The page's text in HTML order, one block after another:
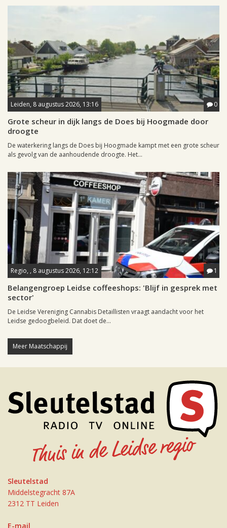
Leiden, 8 augustus 2026, 13:16 0
Grote scheur in dijk langs de Does bij Hoogmade door
droogte
De waterkering langs de Does bij Hoogmade kampt met een grote scheur
als gevolg van de aanhoudende droogte. Het...
Regio, , 8 augustus 2026, 12:12 1
Belangengroep Leidse coffeeshops: 'Blijf in gesprek met
sector'
De Leidse Vereniging Cannabis Detaillisten vraagt aandacht voor het
Leidse gedoogbeleid. Dat doet de...
Meer Maatschappij
Sleutelstad
Middelstegracht 87A
2312 TT Leiden
E-mail